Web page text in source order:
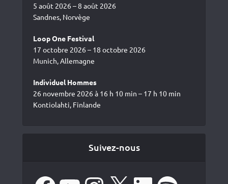
5 août 2026 – 8 août 2026
Sandnes, Norvège
Loop One Festival
17 octobre 2026 – 18 octobre 2026
Munich, Allemagne
Individuel Hommes
26 novembre 2026 à 16 h 10 min – 17 h 10 min
Kontiolahti, Finlande
Suivez-nous
Facebook Instagram LinkedIn Spotify